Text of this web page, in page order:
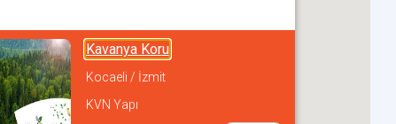
Kavanya Koru
Kocaeli / İzmit
KVN Yapı